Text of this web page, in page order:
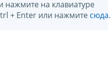
нажмите на клавиатуре
+ Enter или нажмите сюда.